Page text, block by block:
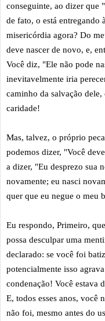
conseguinte, ao dizer que
de fato, o está entregando
misericórdia agora? Do
deve nascer de novo, e,
Você diz, "Ele não pode
inevitavelmente iria
caminho da salvação
caridade!
Mas, talvez, o próprio
podemos dizer, "Você
a dizer, "Eu desprezo sua
novamente; eu nasci
quer que eu negue o meu
Eu respondo, Primeiro,
possa desculpar uma
declarado: se você foi
potencialmente isso
condenação! Você estava
E, todos esses anos, você
não foi, mesmo antes do